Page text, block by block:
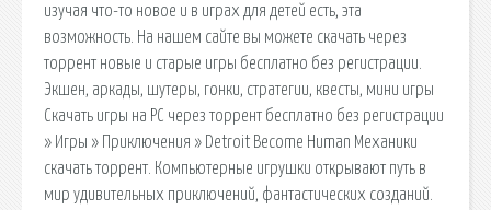
изучая что-то новое и в играх для детей есть, эта
возможность. На нашем сайте вы можете скачать через
торрент новые и старые игры бесплатно без регистрации.
Экшен, аркады, шутеры, гонки, стратегии, квесты, мини игры
Скачать игры на PC через торрент бесплатно без регистрации
» Игры » Приключения » Detroit Become Human Механики
скачать торрент. Компьютерные игрушки открывают путь в
мир удивительных приключений, фантастических созданий.